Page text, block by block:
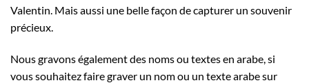
Valentin. Mais aussi une belle façon de capturer un souvenir
précieux.
Nous gravons également des noms ou textes en arabe, si
vous souhaitez faire graver un nom ou un texte arabe sur